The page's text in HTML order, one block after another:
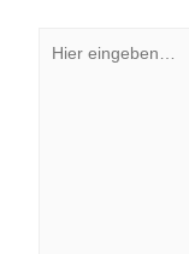
eingeben…